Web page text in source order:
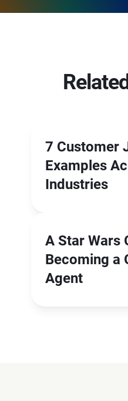
7 Customer
Examples
Industries
A Star Wars
Becoming a
Agent